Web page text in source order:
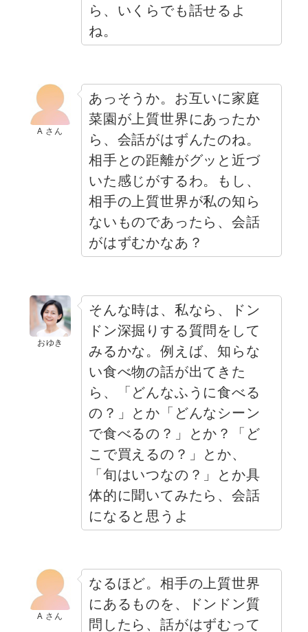
ら、いくらでも話せるよ
ね。
A さん
あっそうか。お互いに家庭
菜園が上質世界にあったか
ら、会話がはずんたのね。
相手との距離がグッと近づ
いた感じがするわ。もし、
相手の上質世界が私の知ら
ないものであったら、会話
がはずむかなあ？
おゆき
そんな時は、私なら、ドン
ドン深掘りする質問をして
みるかな。例えば、知らな
い食べ物の話が出てきた
ら、「どんなふうに食べる
の？」とか「どんなシーン
で食べるの？」とか？「ど
こで買えるの？」とか、
「旬はいつなの？」とか具
体的に聞いてみたら、会話
になると思うよ
A さん
なるほど。相手の上質世界
にあるものを、ドンドン質
問したら、話がはずむって